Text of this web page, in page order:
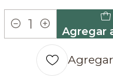
Cantidad Agregar